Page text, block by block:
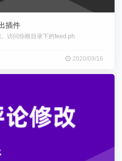
插件
访问你根目录下的feed.ph
2020/09/16